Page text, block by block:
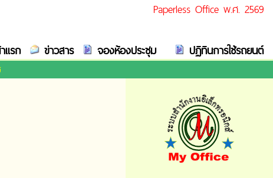
Paperless Office พ.ศ. 2569
ยนที่ได้รับและจัดเก็บเข้าแฟ้มของท่านเพื่อไม่ให้เกิดความล่าช้าในกา
แรก ข่าวสาร จองห้องประชุม ปฏิทินการใช้รถยนต์